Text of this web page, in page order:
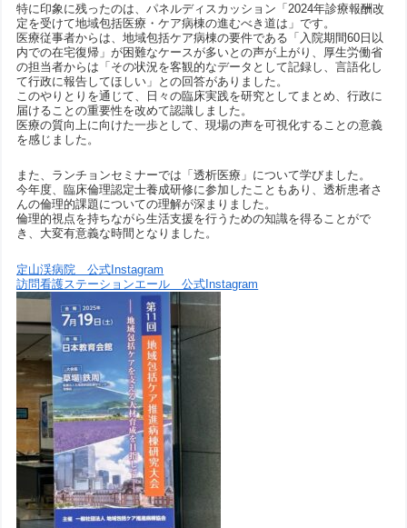
特に印象に残ったのは、パネルディスカッション「2024年診療報酬改
定を受けて地域包括医療・ケア病棟の進むべき道は」です。
医療従事者からは、地域包括ケア病棟の要件である「入院期間60日以
内での在宅復帰」が困難なケースが多いとの声が上がり、厚生労働省
の担当者からは「その状況を客観的なデータとして記録し、言語化し
て行政に報告してほしい」との回答がありました。
このやりとりを通じて、日々の臨床実践を研究としてまとめ、行政に
届けることの重要性を改めて認識しました。
医療の質向上に向けた一歩として、現場の声を可視化することの意義
を感じました。
また、ランチョンセミナーでは「透析医療」について学びました。
今年度、臨床倫理認定士養成研修に参加したこともあり、透析患者さ
んの倫理的課題についての理解が深まりました。
倫理的視点を持ちながら生活支援を行うための知識を得ることがで
き、大変有意義な時間となりました。
定山渓病院 公式Instagram
訪問看護ステーションエール 公式Instagram